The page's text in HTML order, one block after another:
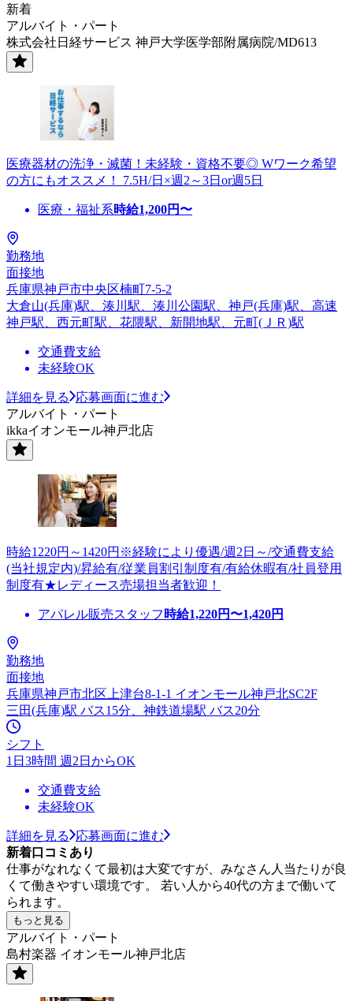
新着
アルバイト・パート
株式会社日経サービス 神戸大学医学部附属病院/MD613
医療器材の洗浄・滅菌！未経験・資格不要◎ Wワーク希望
の方にもオススメ！ 7.5H/日×週2～3日or週5日
医療・福祉系時給1,200円〜
勤務地
面接地
兵庫県神戸市中央区楠町7-5-2
大倉山(兵庫)駅、湊川駅、湊川公園駅、神戸(兵庫)駅、高速
神戸駅、西元町駅、花隈駅、新開地駅、元町(ＪＲ)駅
交通費支給
未経験OK
詳細を見る
応募画面に進む
アルバイト・パート
ikkaイオンモール神戸北店
時給1220円～1420円※経験により優遇/週2日～/交通費支給
(当社規定内)/昇給有/従業員割引制度有/有給休暇有/社員登用
制度有★レディース売場担当者歓迎！
アパレル販売スタッフ 時給1,220円〜1,420円
勤務地
面接地
兵庫県神戸市北区上津台8-1-1 イオンモール神戸北SC2F
三田(兵庫)駅 バス15分、神鉄道場駅 バス20分
シフト
1日3時間 週2日からOK
交通費支給
未経験OK
詳細を見る
応募画面に進む
新着口コミあり
仕事がなれなくて最初は大変ですが、みなさん人当たりが良
くて働きやすい環境です。 若い人から40代の方まで働いて
られます。
もっと見る
アルバイト・パート
島村楽器 イオンモール神戸北店